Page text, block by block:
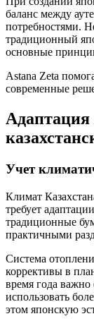
баланс между
потребностями.
традиционный
основные
Astana Zeta
современные
Адаптация
Учет
Климат
требует
традиционные
практичными
Система
коррективы в
время года
использовать
этом японскую